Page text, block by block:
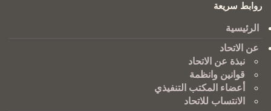
روابط سريعة
الرئيسية
عن الاتحاد
نبذة عن الاتحاد
قوانين وانظمة
أعضاء المكتب التنفيذي
الانتساب للاتحاد